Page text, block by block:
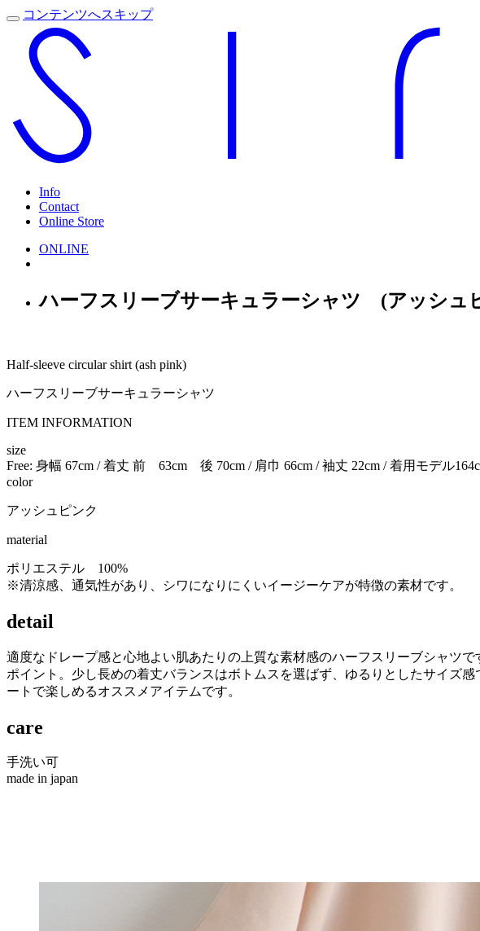
コンテンツへスキップ
Info
Contact
Online Store
ONLINE
ハーフスリーブサーキュラーシャツ (アッシュ
Half-sleeve circular shirt (ash pink)
ハーフスリーブサーキュラーシャツ
ITEM INFORMATION
size
Free: 身幅 67cm /着丈 前 63cm 後 70cm / 肩巾 66cm /袖丈 22cm /着用モデル
color
アッシュピンク
material
ポリエステル 100%
※清涼感、通気性があり、シワになりにくいイージーケアが特徴の素材です。
detail
適度なドレープ感と心地よい肌あたりの上質な素材感のハーフスリーブシャツ
ポイント。少し長めの着丈バランスはボトムスを選ばず、ゆるりとしたサイズ
ートで楽しめるオススメアイテムです。
care
手洗い可
made in japan